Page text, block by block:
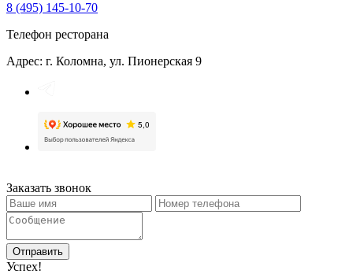
8 (495) 145-10-70
Телефон ресторана
Адрес: г. Коломна, ул. Пионерская 9
Заказать звонок
Отправить
Успех!